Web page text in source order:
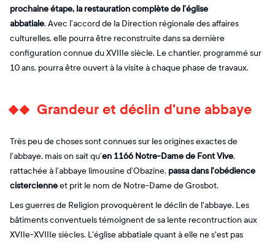
prochaine étape, la restauration complète de l’église
abbatiale. Avec l’accord de la Direction régionale des affaires
culturelles, elle pourra être reconstruite dans sa dernière
configuration connue du XVIIIe siècle. Le chantier, programmé sur
10 ans, pourra être ouvert à la visite à chaque phase de travaux.
Grandeur et déclin d'une abbaye
Très peu de choses sont connues sur les origines exactes de
l’abbaye, mais on sait qu’en 1166 Notre-Dame de Font Vive,
rattachée à l’abbaye limousine d’Obazine, passa dans l’obédience
cistercienneet prit le nom de Notre-Dame de Grosbot.
Les guerres de Religion provoquèrent le déclin de l'abbaye. Les
bâtiments conventuels témoignent de sa lente recontruction aux
XVIIe-XVIIIe siècles. L'église abbatiale quant à elle ne s'est pas